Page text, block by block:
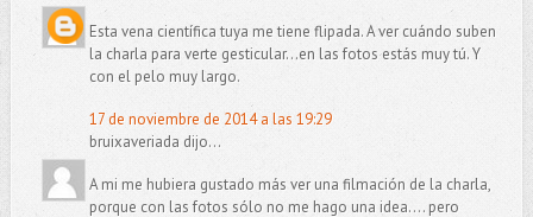
Esta vena científica tuya me tiene flipada. A ver cuándo suben
la charla para verte gesticular...en las fotos estás muy tú. Y
con el pelo muy largo.
17 de noviembre de 2014 a las 19:29
bruixaveriada dijo...
A mi me hubiera gustado más ver una filmación de la charla,
porque con las fotos sólo no me hago una idea.... pero